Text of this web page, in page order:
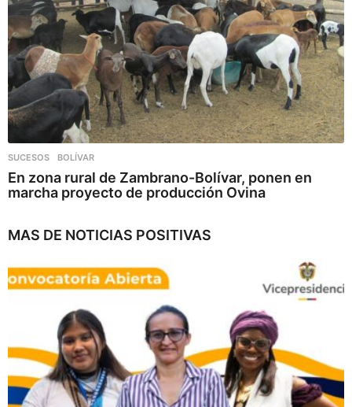
SUCESOS ,BOLÍVAR
En zona rural de Zambrano-Bolívar, ponen en
marcha proyecto de producción Ovina
MAS DE NOTICIAS POSITIVAS